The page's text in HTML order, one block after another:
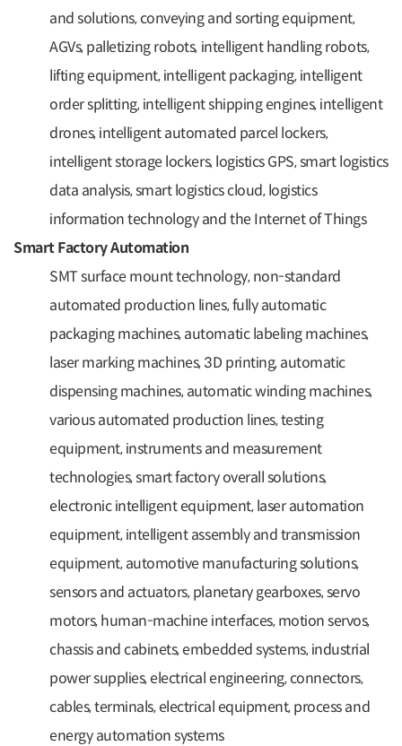
and solutions, conveying and sorting equipment,
AGVs, palletizing robots, intelligent handling robots,
lifting equipment, intelligent packaging, intelligent
order splitting, intelligent shipping engines, intelligent
drones, intelligent automated parcel lockers,
intelligent storage lockers, logistics GPS, smart logistics
data analysis, smart logistics cloud, logistics
information technology and the Internet of Things
Smart Factory Automation
SMT surface mount technology, non-standard
automated production lines, fully automatic
packaging machines, automatic labeling machines,
laser marking machines, 3D printing, automatic
dispensing machines, automatic winding machines,
various automated production lines, testing
equipment, instruments and measurement
technologies, smart factory overall solutions,
electronic intelligent equipment, laser automation
equipment, intelligent assembly and transmission
equipment, automotive manufacturing solutions,
sensors and actuators, planetary gearboxes, servo
motors, human-machine interfaces, motion servos,
chassis and cabinets, embedded systems, industrial
power supplies, electrical engineering, connectors,
cables, terminals, electrical equipment, process and
energy automation systems